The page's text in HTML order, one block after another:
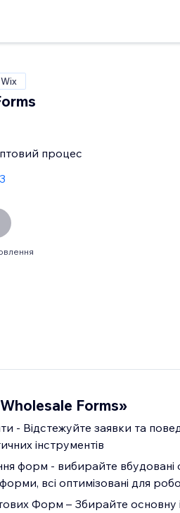
процес
Forms»
- Відстежуйте заявки та
інструментів
форм - вибирайте вбудовані
всі оптимізовані для
Форм – Збирайте основну